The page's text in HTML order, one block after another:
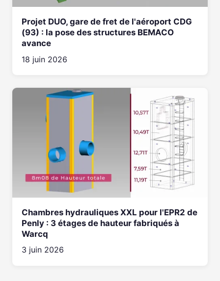
Projet DUO, gare de fret de l'aéroport CDG
(93) : la pose des structures BEMACO
avance
18 juin 2026
Chambres hydrauliques XXL pour l'EPR2 de
Penly : 3 étages de hauteur fabriqués à
Warcq
3 juin 2026